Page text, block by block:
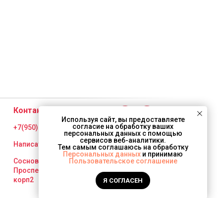
Контакты
+7(950) 001 37 07
Написать в WhatsApp
Сосновый Бор,
Проспект героев 49а
корп2
Используя сайт, вы предоставляете
согласие на обработку ваших
персональных данных с помощью
сервисов веб-аналитики.
Тем самым соглашаюсь на обработку
Персональных данных и принимаю
Пользовательское соглашение
Я СОГЛАСЕН